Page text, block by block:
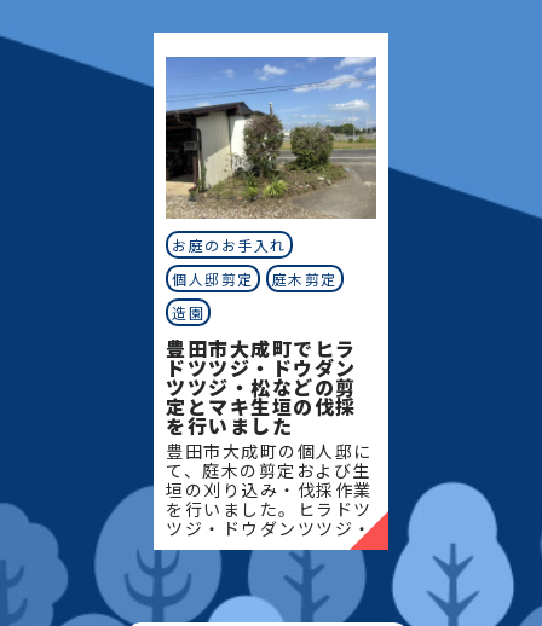
と樹木の健やかな成長を
サポー
お庭のお手入れ
個人邸剪定
庭木剪定
造園
豊田市大成町でヒラ
ドツツジ・ドウダン
ツツジ・松などの剪
定とマキ生垣の伐採
を行いました
豊田市大成町の個人邸に
て、庭木の剪定および生
垣の刈り込み・伐採作業
を行いました。ヒラドツ
ツジ・ドウダンツツジ・
マキの生垣、松、キンモ
クセイなど、地域の住宅
でよく植栽される樹種を
中心に、樹形を整えなが